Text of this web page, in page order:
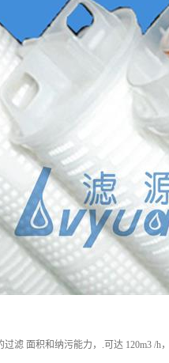
滤 面积和纳污能力，.可达 120m3 /